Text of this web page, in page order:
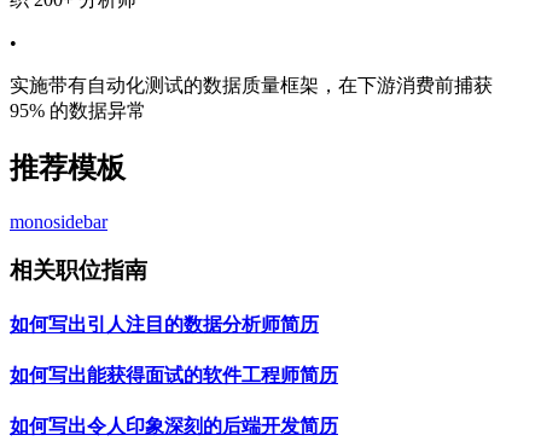
•
实施带有自动化测试的数据质量框架，在下游消费前捕获
95% 的数据异常
推荐模板
monosidebar
相关职位指南
如何写出引人注目的数据分析师简历
如何写出能获得面试的软件工程师简历
如何写出令人印象深刻的后端开发简历